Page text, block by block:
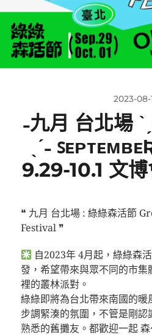
2023-08-
˗九月 台北場
ˎˊ˗
9.29-10.1 文
❝ 九月 台北場 : 綠綠森活節
Festival ❞
自2023年 4月起，綠綠森
發，希望帶來與眾不同的市集
裡的叢林派對。
綠綠即將為台北帶來南國的暖
步調緊湊的氛圍，不管是剛認
熟悉的舊攤友。都歡迎一起